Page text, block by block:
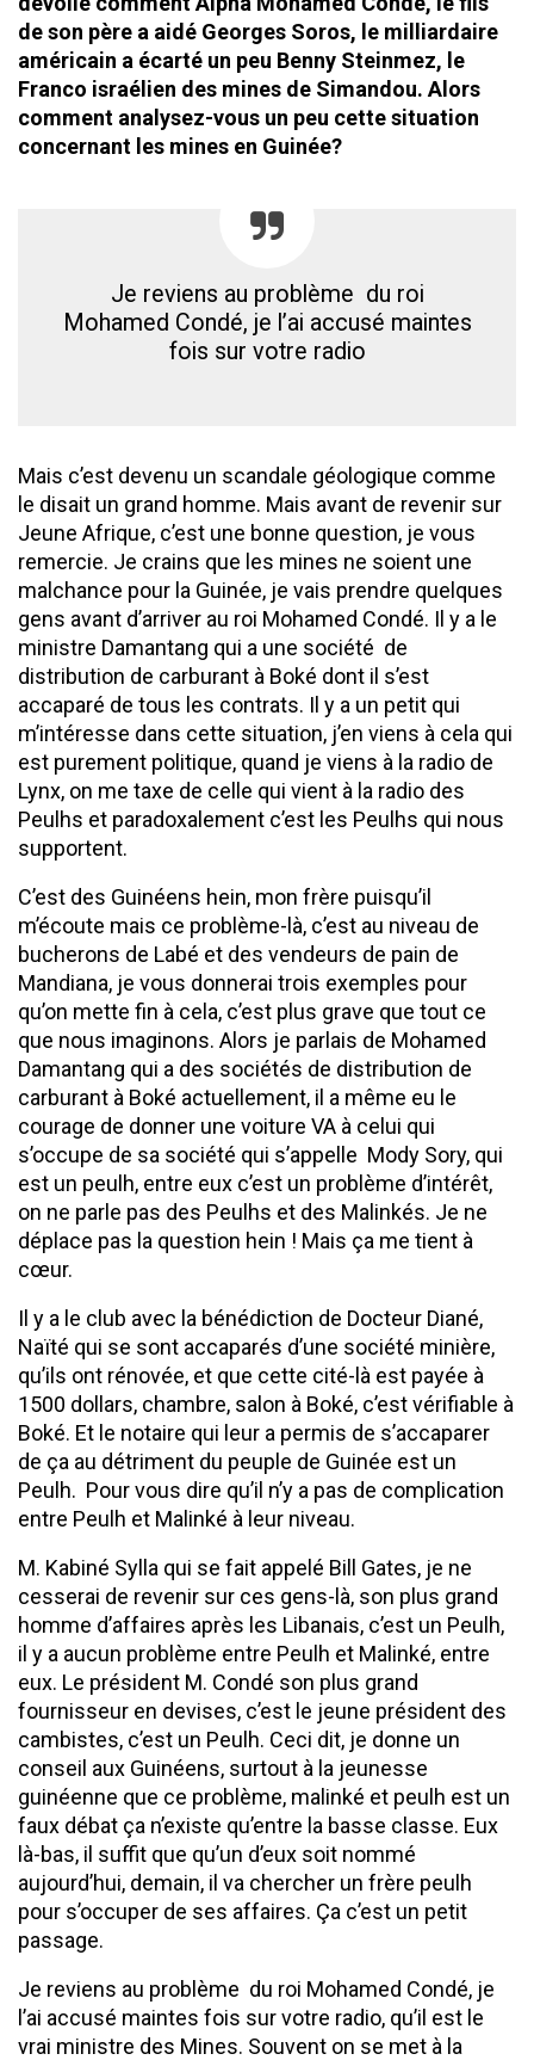
de son père a aidé Georges Soros, le milliardaire
américain a écarté un peu Benny Steinmez, le
Franco israélien des mines de Simandou. Alors
comment analysez-vous un peu cette situation
concernant les mines en Guinée?
Je reviens au problème du roi
Mohamed Condé, je l’ai accusé maintes
fois sur votre radio
Mais c’est devenu un scandale géologique comme
le disait un grand homme. Mais avant de revenir sur
Jeune Afrique, c’est une bonne question, je vous
remercie. Je crains que les mines ne soient une
malchance pour la Guinée, je vais prendre quelques
gens avant d’arriver au roi Mohamed Condé. Il y a le
ministre Damantang qui a une société de
distribution de carburant à Boké dont il s’est
accaparé de tous les contrats. Il y a un petit qui
m’intéresse dans cette situation, j’en viens à cela qui
est purement politique, quand je viens à la radio de
Lynx, on me taxe de celle qui vient à la radio des
Peulhs et paradoxalement c’est les Peulhs qui nous
supportent.
C’est des Guinéens hein, mon frère puisqu’il
m’écoute mais ce problème-là, c’est au niveau de
bucherons de Labé et des vendeurs de pain de
Mandiana, je vous donnerai trois exemples pour
qu’on mette fin à cela, c’est plus grave que tout ce
que nous imaginons. Alors je parlais de Mohamed
Damantang qui a des sociétés de distribution de
carburant à Boké actuellement, il a même eu le
courage de donner une voiture VA à celui qui
s’occupe de sa société qui s’appelle Mody Sory, qui
est un peulh, entre eux c’est un problème d’intérêt,
on ne parle pas des Peulhs et des Malinkés. Je ne
déplace pas la question hein ! Mais ça me tient à
cœur.
Il y a le club avec la bénédiction de Docteur Diané,
Naïté qui se sont accaparés d’une société minière,
qu’ils ont rénovée, et que cette cité-là est payée à
1500 dollars, chambre, salon à Boké, c’est vérifiable à
Boké. Et le notaire qui leur a permis de s’accaparer
de ça au détriment du peuple de Guinée est un
Peulh. Pour vous dire qu’il n’y a pas de complication
entre Peulh et Malinké à leur niveau.
M. Kabiné Sylla qui se fait appelé Bill Gates, je ne
cesserai de revenir sur ces gens-là, son plus grand
homme d’affaires après les Libanais, c’est un Peulh,
il y a aucun problème entre Peulh et Malinké, entre
eux. Le président M. Condé son plus grand
fournisseur en devises, c’est le jeune président des
cambistes, c’est un Peulh. Ceci dit, je donne un
conseil aux Guinéens, surtout à la jeunesse
guinéenne que ce problème, malinké et peulh est un
faux débat ça n’existe qu’entre la basse classe. Eux
là-bas, il suffit que qu’un d’eux soit nommé
aujourd’hui, demain, il va chercher un frère peulh
pour s’occuper de ses affaires. Ça c’est un petit
passage.
Je reviens au problème du roi Mohamed Condé, je
l’ai accusé maintes fois sur votre radio, qu’il est le
vrai ministre des Mines. Souvent on se met à la